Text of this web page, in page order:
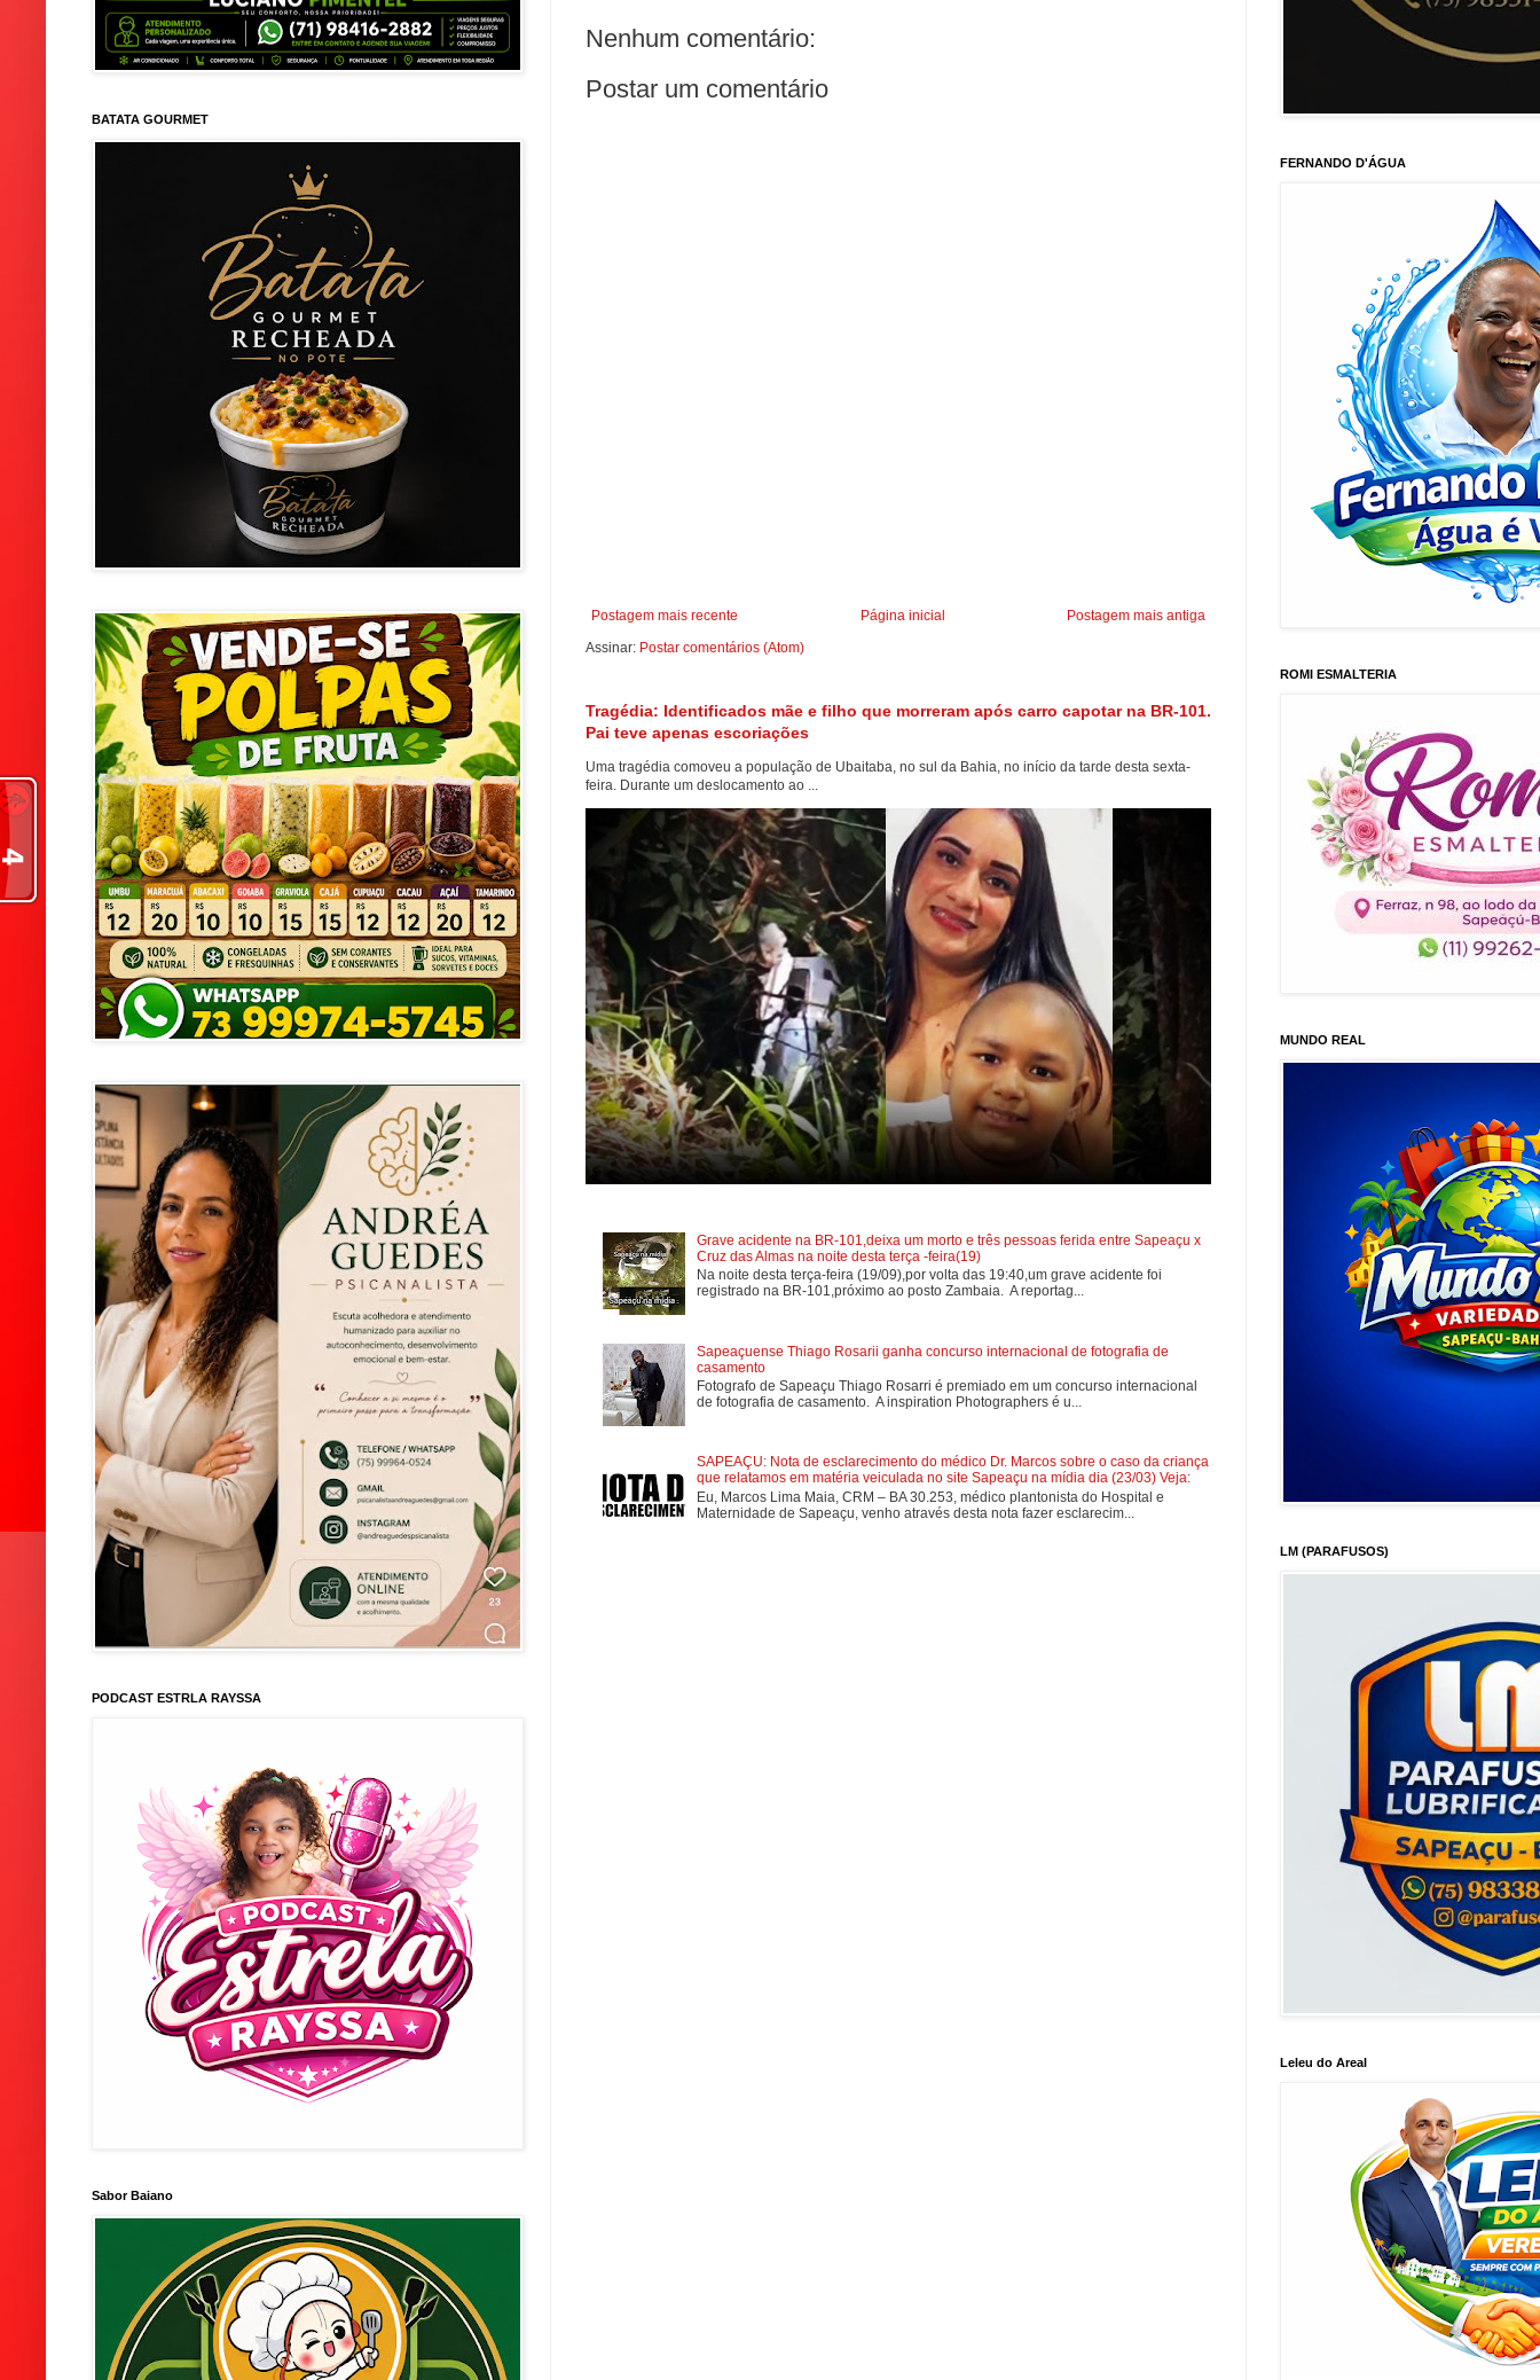
Nenhum comentário:
Postar um comentário
Postagem mais recente Postagem mais antiga
Página inicial
Assinar: Postar comentários (Atom)
Tragédia: Identificados mãe e filho que morreram após carro capotar na BR-101.
Pai teve apenas escoriações
Uma tragédia comoveu a população de Ubaitaba, no sul da Bahia, no início da tarde desta sexta-
feira. Durante um deslocamento ao ...
Grave acidente na BR-101,deixa um morto e três pessoas ferida entre Sapeaçu x
Cruz das Almas na noite desta terça -feira(19)
Na noite desta terça-feira (19/09),por volta das 19:40,um grave acidente foi
registrado na BR-101,próximo ao posto Zambaia. A reportag...
Sapeaçuense Thiago Rosarii ganha concurso internacional de fotografia de
casamento
Fotografo de Sapeaçu Thiago Rosarri é premiado em um concurso internacional
de fotografia de casamento. A inspiration Photographers é u...
SAPEAÇU: Nota de esclarecimento do médico Dr. Marcos sobre o caso da criança
que relatamos em matéria veiculada no site Sapeaçu na mídia dia (23/03) Veja:
Eu, Marcos Lima Maia, CRM – BA 30.253, médico plantonista do Hospital e
Maternidade de Sapeaçu, venho através desta nota fazer esclarecim...
BATATA GOURMET
PODCAST ESTRLA RAYSSA
Sabor Baiano
FERNANDO D'ÁGUA
ROMI ESMALTERIA
MUNDO REAL
LM (PARAFUSOS)
Leleu do Areal